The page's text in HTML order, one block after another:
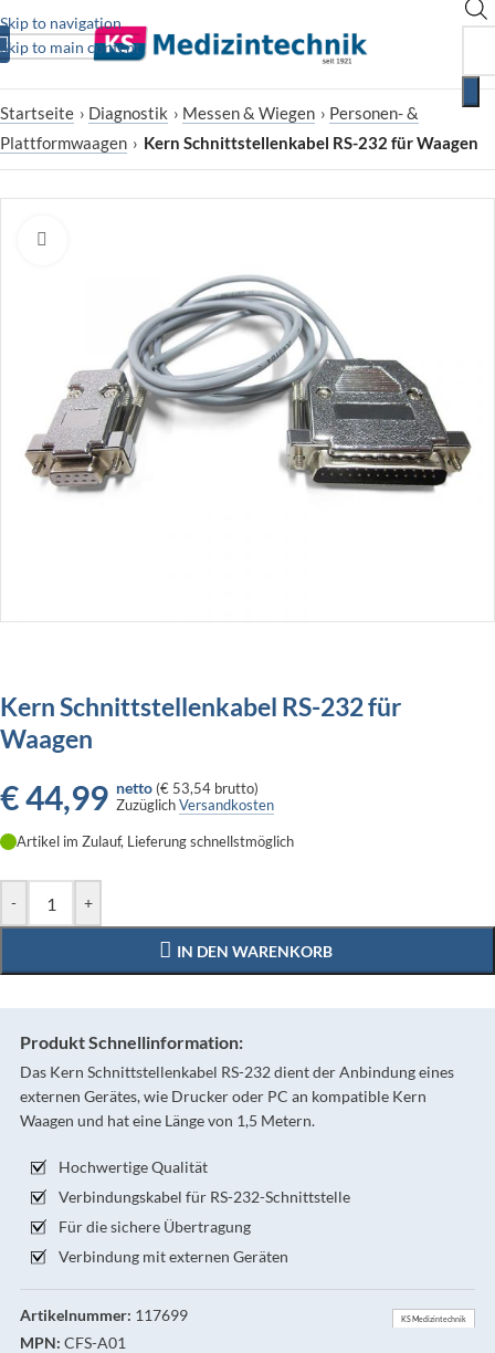
Skip to navigation
Skip to main content
Startseite › Diagnostik › Messen & Wiegen › Personen- &
Plattformwaagen › Kern Schnittstellenkabel RS-232 für Waagen
Kern Schnittstellenkabel RS-232 für
Waagen
€44,99 netto (€ 53,54 brutto)
ZuzüglichVersandkosten
Artikel im Zulauf, Lieferung schnellstmöglich
- +
IN DEN WARENKORB
Produkt Schnellinformation:
Das Kern Schnittstellenkabel RS-232 dient der Anbindung eines
externen Gerätes, wie Drucker oder PC an kompatible Kern
Waagen und hat eine Länge von 1,5 Metern.
Hochwertige Qualität
Verbindungskabel für RS-232-Schnittstelle
Für die sichere Übertragung
Verbindung mit externen Geräten
Artikelnummer: 117699
MPN: CFS-A01
KS Medizintechnik